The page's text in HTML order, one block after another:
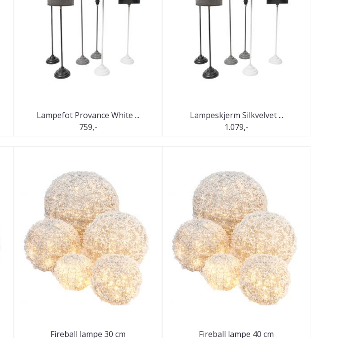
Lampefot Provance White ...
759,-
Lampeskjerm Silkvelvet ...
1.079,-
Fireball lampe 30 cm
Fireball lampe 40 cm